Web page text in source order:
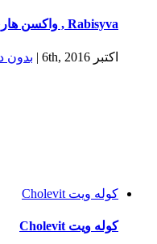
Rabisyva , واکسن هاری
اکتبر 6th, 2016 | بدون
كوله ويت Cholevit
كوله ويت Cholevit